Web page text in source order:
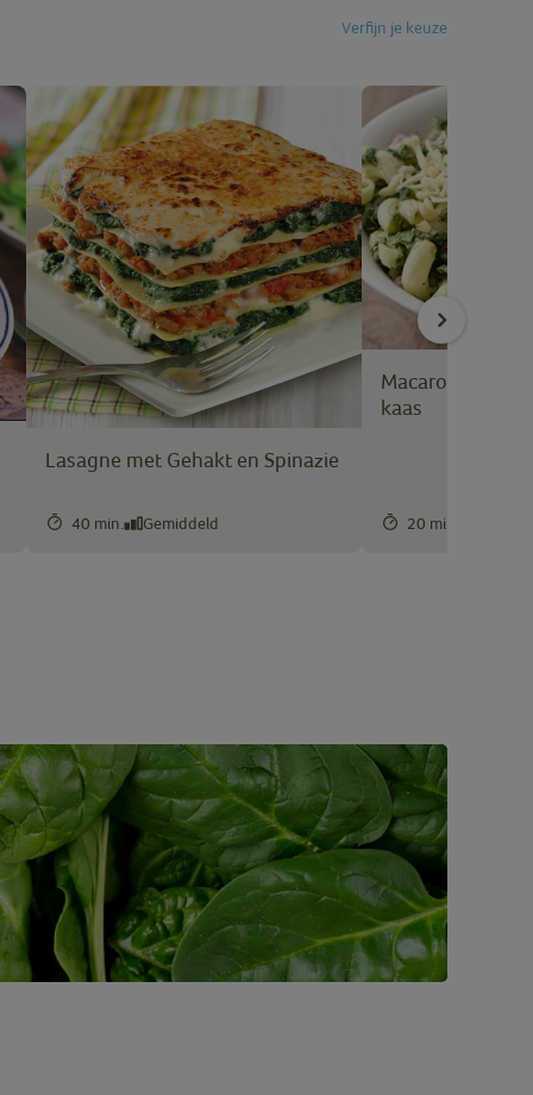
Verfijn je keuze
Lasagne met Gehakt en Spinazie
40 min. Gemiddeld
Macaroni met
kaas
20 min.